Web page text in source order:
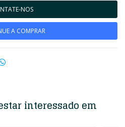
NOS
A COMPRAR
interessado em